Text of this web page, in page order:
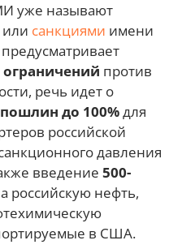
уже называют
или санкциями имени
против
речь идет о
пошлин до 100%для
российской
давления
введение 500-
российскую нефть,
в США.